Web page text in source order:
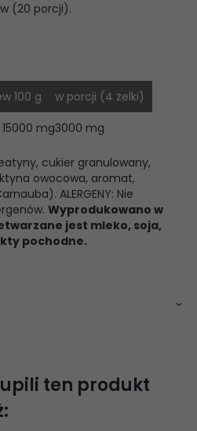
(20 porcji).
w 100 g
w porcji (4 żelki)
15000 mg3000 mg
cukier granulowany,
owocowa, aromat,
ALERGENY: Nie
Wyprodukowano w
jest mleko, soja,
pochodne.
ten produkt